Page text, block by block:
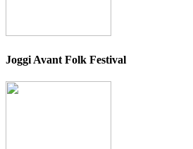
Joggi Avant Folk Festival